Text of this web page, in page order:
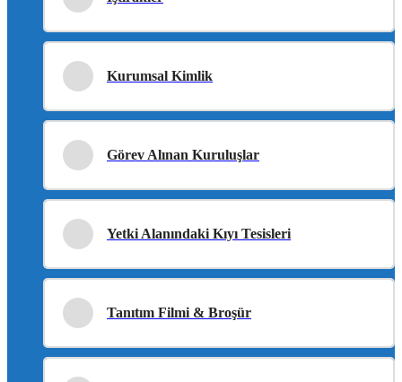
Kurumsal Kimlik
Görev Alınan Kuruluşlar
Yetki Alanındaki Kıyı Tesisleri
Tanıtım Filmi & Broşür